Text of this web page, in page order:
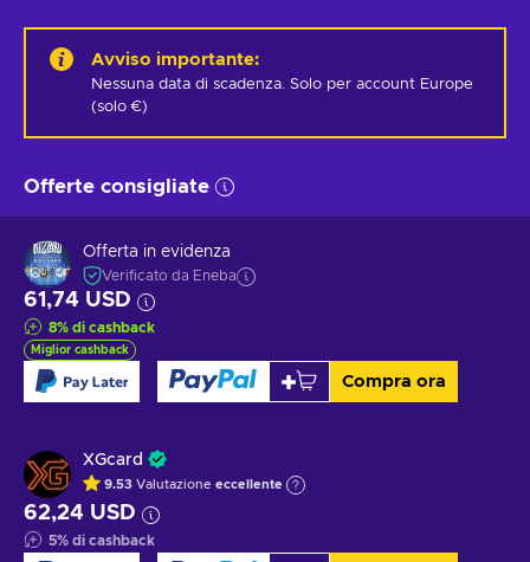
Avviso importante:
Nessuna data di scadenza. Solo per account Europe
(solo €)
Offerte consigliate
Offerta in evidenza
Verificato da Eneba
61,74 USD
8% di cashback
Miglior cashback
Compra ora
XGcard
9.53 Valutazione eccellente
62,24 USD
5% di cashback